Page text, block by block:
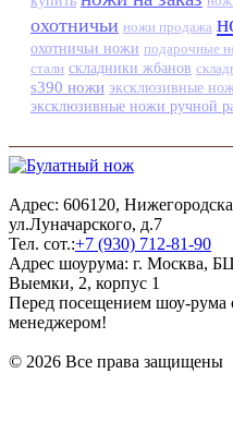
охотничьи ножи продажа
охотничьи ножи подарочные
стали складники жбанов
s390 ножи эксклюзивные
эксклюзивные ножи ручной
Адрес: 606120,
ул.Луначарского, д.7
Тел. сот.:+7 (930) 712-81-90
Адрес шоурума: г. Москва,
Выемки, 2, корпус 1
Перед посещением шоу-рума
менеджером!
© 2026 Все права защищены